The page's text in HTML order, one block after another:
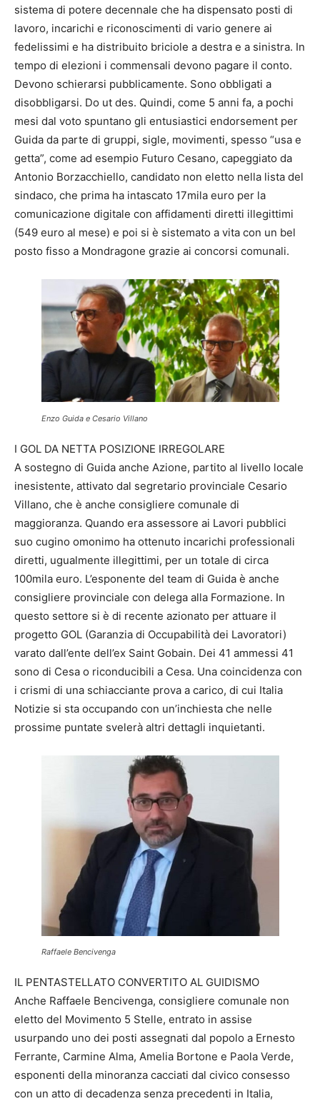
sistema di potere decennale che ha dispensato posti di
lavoro, incarichi e riconoscimenti di vario genere ai
fedelissimi e ha distribuito briciole a destra e a sinistra. In
tempo di elezioni i commensali devono pagare il conto.
Devono schierarsi pubblicamente. Sono obbligati a
disobbligarsi. Do ut des. Quindi, come 5 anni fa, a pochi
mesi dal voto spuntano gli entusiastici endorsement per
Guida da parte di gruppi, sigle, movimenti, spesso “usa e
getta”, come ad esempio Futuro Cesano, capeggiato da
Antonio Borzacchiello, candidato non eletto nella lista del
sindaco, che prima ha intascato 17mila euro per la
comunicazione digitale con affidamenti diretti illegittimi
(549 euro al mese) e poi si è sistemato a vita con un bel
posto fisso a Mondragone grazie ai concorsi comunali.
Enzo Guida e Cesario Villano
I GOL DA NETTA POSIZIONE IRREGOLARE
A sostegno di Guida anche Azione, partito al livello locale
inesistente, attivato dal segretario provinciale Cesario
Villano, che è anche consigliere comunale di
maggioranza. Quando era assessore ai Lavori pubblici
suo cugino omonimo ha ottenuto incarichi professionali
diretti, ugualmente illegittimi, per un totale di circa
100mila euro. L’esponente del team di Guida è anche
consigliere provinciale con delega alla Formazione. In
questo settore si è di recente azionato per attuare il
progetto GOL (Garanzia di Occupabilità dei Lavoratori)
varato dall’ente dell’ex Saint Gobain. Dei 41 ammessi 41
sono di Cesa o riconducibili a Cesa. Una coincidenza con
i crismi di una schiacciante prova a carico, di cui Italia
Notizie si sta occupando con un’inchiesta che nelle
prossime puntate svelerà altri dettagli inquietanti.
Raffaele Bencivenga
IL PENTASTELLATO CONVERTITO AL GUIDISMO
Anche Raffaele Bencivenga, consigliere comunale non
eletto del Movimento 5 Stelle, entrato in assise
usurpando uno dei posti assegnati dal popolo a Ernesto
Ferrante, Carmine Alma, Amelia Bortone e Paola Verde,
esponenti della minoranza cacciati dal civico consesso
con un atto di decadenza senza precedenti in Italia,